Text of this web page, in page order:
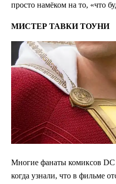
просто намёком на то, «что
МИСТЕР ТАВКИ ТОУНИ
Многие фанаты комиксов DC
когда узнали, что в фильме